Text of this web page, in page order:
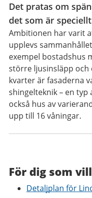
Det pratas om
det som är
Ambitionen har varit
upplevs
exempel bostadshus
större ljusinsläpp och
kvarter är fasaderna
shingelteknik – en
också hus av
upp till 16 våningar.
För dig som
Detaljplan för